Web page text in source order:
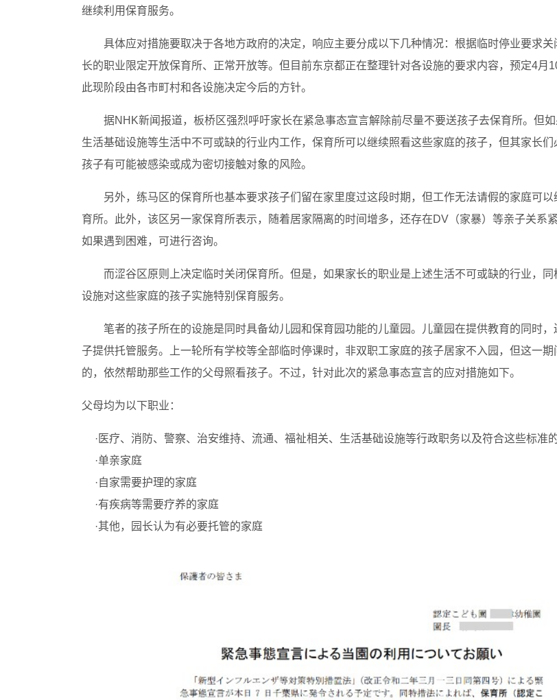
继续利用保育服务。
具体应对措施要取决于各地方政府的决定，响应主要分成以下几种情况：根据临时停业要求关
长的职业限定开放保育所、正常开放等。但目前东京都正在整理针对各设施的要求内容，预定4月
此现阶段由各市町村和各设施决定今后的方针。
据NHK新闻报道，板桥区强烈呼吁家长在紧急事态宣言解除前尽量不要送孩子去保育所。但
生活基础设施等生活中不可或缺的行业内工作，保育所可以继续照看这些家庭的孩子，但其家长们
孩子有可能被感染或成为密切接触对象的风险。
另外，练马区的保育所也基本要求孩子们留在家里度过这段时期，但工作无法请假的家庭可
育所。此外，该区另一家保育所表示，随着居家隔离的时间增多，还存在DV（家暴）等亲子关系
如果遇到困难，可进行咨询。
而涩谷区原则上决定临时关闭保育所。但是，如果家长的职业是上述生活不可或缺的行业，同
设施对这些家庭的孩子实施特别保育服务。
笔者的孩子所在的设施是同时具备幼儿园和保育园功能的儿童园。儿童园在提供教育的同时
子提供托管服务。上一轮所有学校等全部临时停课时，非双职工家庭的孩子居家不入园，但这一期
的，依然帮助那些工作的父母照看孩子。不过，针对此次的紧急事态宣言的应对措施如下。
父母均为以下职业：
·医疗、消防、警察、治安维持、流通、福祉相关、生活基础设施等行政职务以及符合这些标准
·单亲家庭
·自家需要护理的家庭
·有疾病等需要疗养的家庭
·其他，园长认为有必要托管的家庭